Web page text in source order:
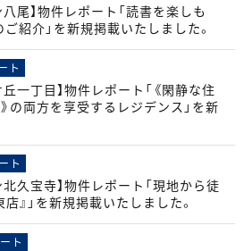
尾】物件レポート「読書を楽しも
ご紹介」を新規掲載いたしました。
ト
一丁目】物件レポート「《閑静な住
の両方を享受するレジデンス」を新
ト
久宝寺】物件レポート「現地から徒
』」を新規掲載いたしました。
ト